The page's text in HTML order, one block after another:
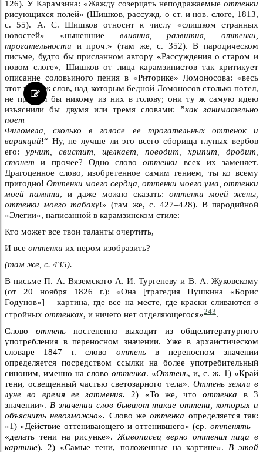
126). У Карамзина: «Жажду созерцать неподражаемые оттенки
рисующихся полей» (Шишков, рассужд. о ст. и нов. слоге, 1813,
с. 55). А. С. Шишков относит к числу «слишком странных
новостей» «нынешние влияния, развития, оттенки,
трогательности и проч.» (там же, с. 352). В пародическом
письме, будто бы присланном автору «Рассуждения о старом и
новом слоге», Шишков от лица карамзинистов так критикует
описание соловьиного пения в «Риторике» Ломоносова: «весь
этот кортеж слов, над которым бедной Ломоносов столько потел,
не пришел бы никому из них в голову; они ту ж самую идею
изъяснили бы двумя или тремя словами: ”как занимательно
поет
Филомела, сколько в голосе ее трогательных оттенок и
варияций!“ Ну, не лучше ли это всего сборища глупых вербов
его: урчит, свистит, щелкает, поводит, хрипит, дробит,
стонет и прочее? Одно словооттенки всех их заменяет.
Драгоценное слово, изобретенное самим гением, ты ко всему
пригодно! Оттенки моего сердца, оттенки моего ума, оттенки
моей памяти, и даже можно сказать: оттенки моей жены,
оттенки моего табаку!» (там же, с. 427–428). В пародийной
«Элегии», написанной в карамзинском стиле:
Кто может все твои таланты очертить,
И все оттенки их пером изобразить?
(там же, с. 435).
В письме П. А. Вяземского А. И. Тургеневу и В. А. Жуковскому
(от 20 ноября 1826 г.): «Она [трагедия Пушкина «Борис
Годунов»] – картина, где все на месте, где краски сливаются в
стройных оттенках, и ничего нет отделяющегося»243.
Слово оттеньпостепенно выходит из общелитературного
употребления в переносном значении. Уже в архаистическом
словаре 1847 г. слово оттеньв переносном значении
определяется посредством ссылки на более употребительный
синоним, именно на слово оттенка. «Оттень, и, с. ж. 1) «Край
тени, освещенный частью светозарного тела». Оттень земли в
луне во время ее затмения. 2) «То же, чтооттенка в 3
значении». В значении слов бывают такие оттени, которых и
объяснить невозможно». Слово жеоттенка определяется так:
«1) «Действие оттенивающего и оттенившего» (ср. оттенять –
«делать тени на рисунке». Живописец верно оттенил лица в
картине). 2) «Самые тени, положенные на картине». В этой